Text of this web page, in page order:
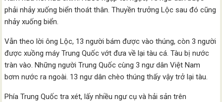
phải nhảy xuống biển thoát thân. Thuyền trưởng Lộc sau đó cũng
nhảy xuống biển.
Vẫn theo lời ông Lộc, 13 người bám được vào thúng, còn 3 người
được xuồng máy Trung Quốc vớt đưa về lại tàu cá. Tàu bị nước
tràn vào. Những người Trung Quốc cùng 3 ngư dân Việt Nam
bơm nước ra ngoài. 13 ngư dân chèo thúng thấy vậy trở lại tàu.
Phía Trung Quốc tra xét, lấy nhiều ngư cụ và hải sản trên